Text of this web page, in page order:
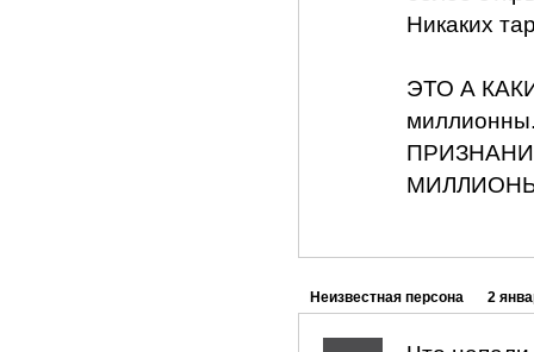
Никаких
ЭТО А
Неизвестная персона 2